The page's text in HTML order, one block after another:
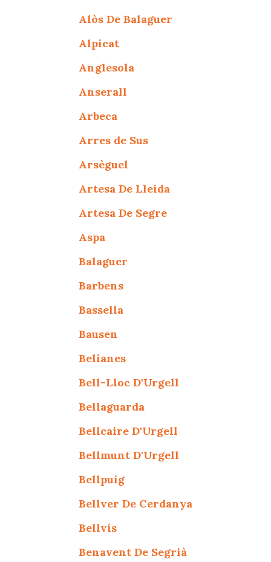
Alòs De Balaguer
Alpicat
Anglesola
Anserall
Arbeca
Arres de Sus
Arsèguel
Artesa De Lleida
Artesa De Segre
Aspa
Balaguer
Barbens
Bassella
Bausen
Belianes
Bell-Lloc D'Urgell
Bellaguarda
Bellcaire D'Urgell
Bellmunt D'Urgell
Bellpuig
Bellver De Cerdanya
Bellvís
Benavent De Segrià